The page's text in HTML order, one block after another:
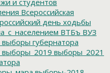
Всероссийская
день ходьбы
ВТБъ ВУЗ
выборы губернатора
выборы_2019 выборы_2021